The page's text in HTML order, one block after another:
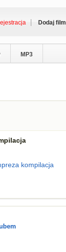
Dodaj film
MP3
kompilacja